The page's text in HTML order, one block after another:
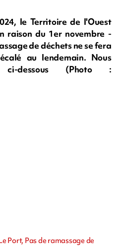
le Territoire de l'Ouest
raison du 1er novembre -
de déchets ne se fera
au lendemain. Nous
dessous (Photo :
Port, Pas de ramassage de